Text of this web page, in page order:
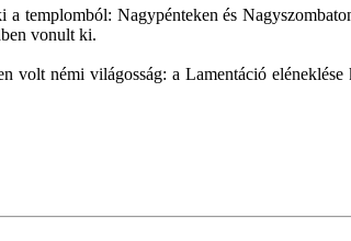
templomból: Nagypénteken és
vonult ki.
volt némi világosság: a Lamentáció